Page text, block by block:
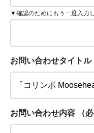
▼確認のためにもう一度入力
お問い合わせタイトル
お問い合わせ内容 （